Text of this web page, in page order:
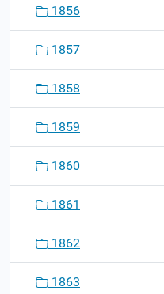
1856
1857
1858
1859
1860
1861
1862
1863